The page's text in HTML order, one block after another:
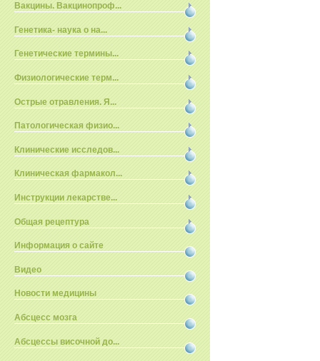
Вакцины. Вакцинопроф...
Генетика- наука о на...
Генетические термины...
Физиологические терм...
Острые отравления. Я...
Патологическая физио...
Клинические исследов...
Клиническая фармакол...
Инструкции лекарстве...
Общая рецептура
Информация о сайте
Видео
Новости медицины
Абсцесс мозга
Абсцессы височной до...